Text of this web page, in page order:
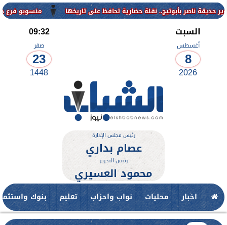
منسوبو فرع جامعة الأزهر
السبت
أغسطس
8
2026
09:32
صفر
23
1448
رئيس مجلس الإدارة
عصام بداري
رئيس التحرير
محمود العسيري
اخبار محليات نواب واحزاب تعليم بنوك